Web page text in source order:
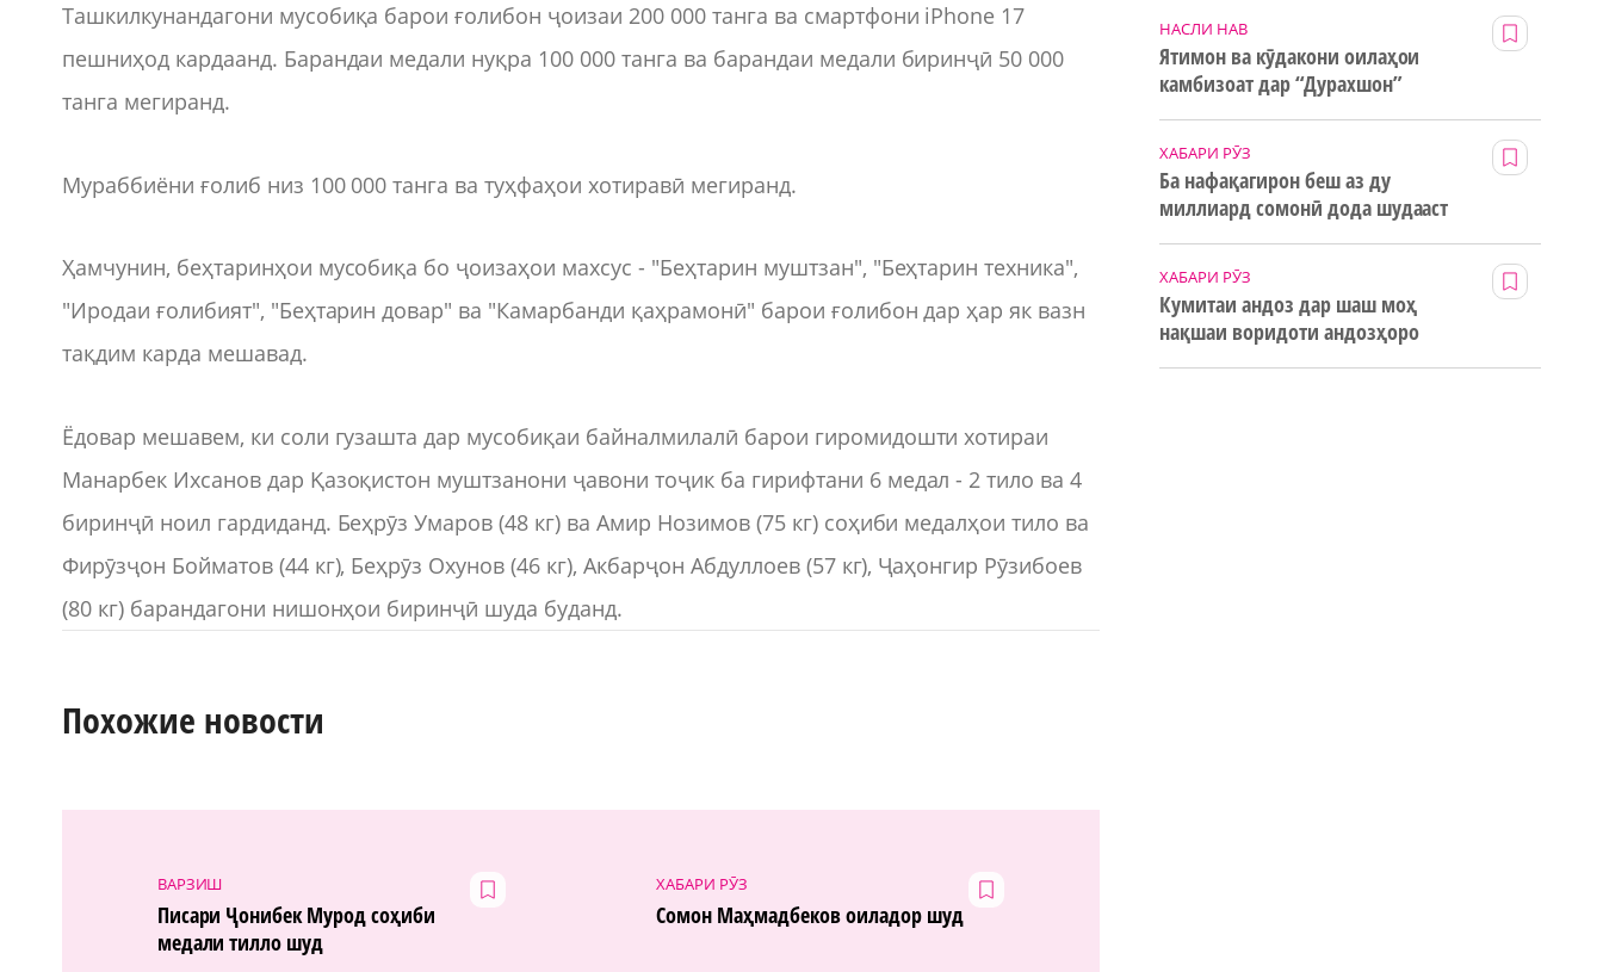
Ташкилкунандагони мусобиқа барои ғолибон ҷоизаи 200 000 танга ва смартфони iPhone 17
пешниҳод кардаанд. Барандаи медали нуқра 100 000 танга ва барандаи медали биринҷӣ 50 000
танга мегиранд.
Мураббиёни ғолиб низ 100 000 танга ва туҳфаҳои хотиравӣ мегиранд.
Ҳамчунин, беҳтаринҳои мусобиқа бо ҷоизаҳои махсус - "Беҳтарин муштзан", "Беҳтарин техника",
"Иродаи ғолибият", "Беҳтарин довар" ва "Камарбанди қаҳрамонӣ" барои ғолибон дар ҳар як вазн
тақдим карда мешавад.
Ёдовар мешавем, ки соли гузашта дар мусобиқаи байналмилалӣ барои гиромидошти хотираи
Манарбек Ихсанов дар Қазоқистон муштзанони ҷавони тоҷик ба гирифтани 6 медал - 2 тило ва 4
биринҷӣ ноил гардиданд. Беҳрӯз Умаров (48 кг) ва Амир Нозимов (75 кг) соҳиби медалҳои тило ва
Фирӯзҷон Бойматов (44 кг), Беҳрӯз Охунов (46 кг), Акбарҷон Абдуллоев (57 кг), Ҷаҳонгир Рӯзибоев
(80 кг) барандагони нишонҳои биринҷӣ шуда буданд.
Похожие новости
ВАРЗИШ
Писари Ҷонибек Мурод соҳиби
медали тилло шуд
ХАБАРИ РӮЗ
Сомон Маҳмадбеков оиладор шуд
НАСЛИ НАВ
Ятимон ва кӯдакони оилаҳои
камбизоат дар “Дурахшон”
ХАБАРИ РӮЗ
Ба нафақагирон беш аз ду
миллиард сомонӣ дода шудааст
ХАБАРИ РӮЗ
Кумитаи андоз дар шаш моҳ
нақшаи воридоти андозҳоро